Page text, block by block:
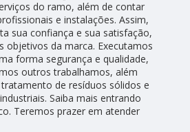
do ramo, além de contar
e instalações. Assim,
sua confiança e sua satisfação,
objetivos da marca. Executamos
forma segurança e qualidade,
outros trabalhamos, além
de resíduos sólidos e
Saiba mais entrando
Teremos prazer em atender